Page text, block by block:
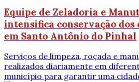
Equipe de Zeladoria e
intensifica conservação dos
em Santo Antônio do Pinhal
Serviços de limpeza, roçada e
realizados diariamente em
município para garantir uma